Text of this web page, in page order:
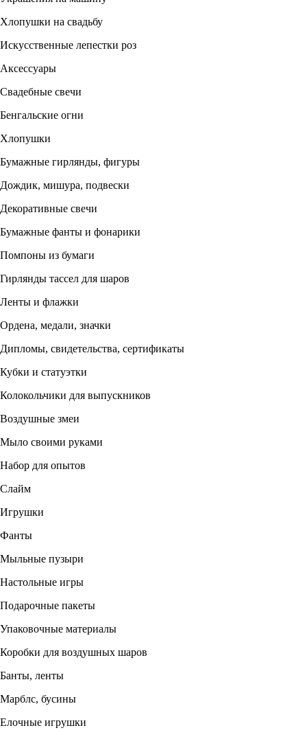
Хлопушки на свадьбу
Искусственные лепестки роз
Аксессуары
Свадебные свечи
Бенгальские огни
Хлопушки
Бумажные гирлянды, фигуры
Дождик, мишура, подвески
Декоративные свечи
Бумажные фанты и фонарики
Помпоны из бумаги
Гирлянды тассел для шаров
Ленты и флажки
Ордена, медали, значки
Дипломы, свидетельства, сертификаты
Кубки и статуэтки
Колокольчики для выпускников
Воздушные змеи
Мыло своими руками
Набор для опытов
Слайм
Игрушки
Фанты
Мыльные пузыри
Настольные игры
Подарочные пакеты
Упаковочные материалы
Коробки для воздушных шаров
Банты, ленты
Марблс, бусины
Елочные игрушки